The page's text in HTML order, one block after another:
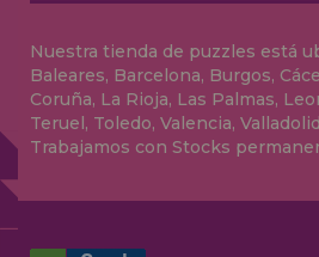
Nuestra tienda de puzzles está
Baleares, Barcelona, Burgos,
Coruña, La Rioja, Las Palmas,
Teruel, Toledo, Valencia,
Trabajamos con Stocks